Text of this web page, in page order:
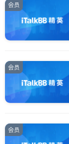
会员
会员
会员